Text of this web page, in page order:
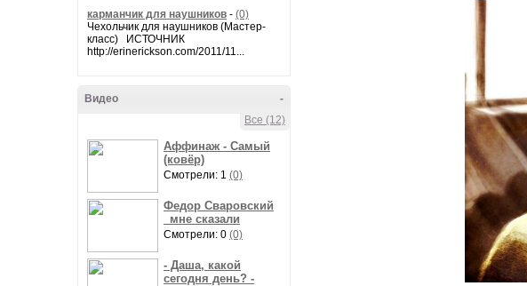
карманчик для наушников - (0)
Чехольчик для наушников (Мастер-
класс) ИСТОЧНИК
http://erinerickson.com/2011/11...
-
Видео
Все (12)
Аффинаж - Самый
(ковёр)
Смотрели: 1 (0)
Федор Сваровский
_мне сказали
Смотрели: 0 (0)
- Даша, какой
сегодня день? -